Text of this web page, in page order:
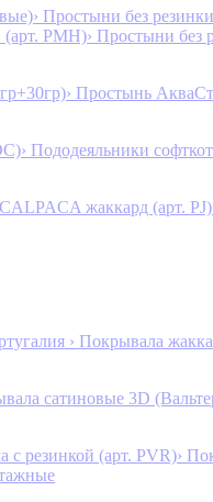
› Простыни без
(арт. PMH)› Простыни без
› Простынь
› Пододеяльники
жаккард (арт. PJ)
› Покрывала
сатиновые 3D
с резинкой (арт. PVR)›